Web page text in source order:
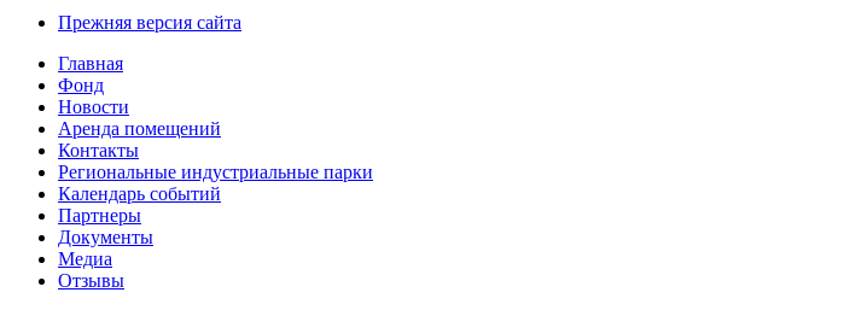
Прежняя версия сайта
Главная
Фонд
Новости
Аренда помещений
Контакты
Региональные индустриальные парки
Календарь событий
Партнеры
Документы
Медиа
Отзывы